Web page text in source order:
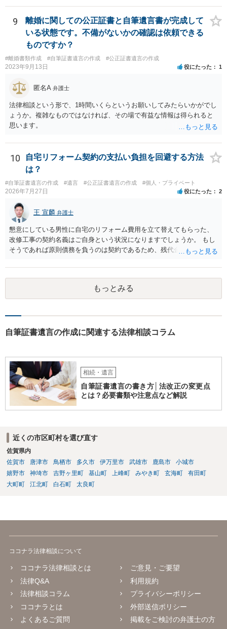
9
離婚に関しての公正証書と自筆遺言書が完成して
いる状態です。不備がないかの確認は依頼できる
ものですか？
#離婚書類作成 #自筆証書遺言の作成 #公正証書遺言の作成
2023年9月13日 役にたった 1
匿名A 弁護士
法律相談という形で、1時間いくらというお願いしてみたらいかがでし
ょうか。複雑なものではなければ、その場で有益な情報は得られると
思います。
10
自宅リフォーム契約の支払い負担を回避する方法
は？
#自筆証書遺言の作成 #遺言 #公正証書遺言の作成 #個人・プライベート
2026年7月27日 役にたった 2
王 宣麟 弁護士
懇意にしている男性に自宅のリフォーム費用を立て替えてもらった、
改修工事の契約名義はご自身という状況になりますでしょうか。 もし
そうであれば原則債務を負うのは契約であるため、残代金を捻出して
ます。 入籍した場合でも、原則契約者が単独で全ての債務を負うこと
には変わりがありません。 なかなか対応に難しい案件であり、公開の
場でアドバイスを行うのも限界があるように思われますので、資料等
を持参のうえ個別に弁護士に相談されることをお勧めします。
もっとみる
自筆証書遺言の作成に関連する法律相談コラム
相続・遺言
自筆証書遺言の書き方│法改正の変更点
とは？必要書類や注意点など解説
近くの市区町村を選び直す
佐賀県内
佐賀市
唐津市 鳥栖市 多久市 伊万里市 武雄市 鹿島市
小城市
嬉野市
神埼市 吉野ヶ里町 基山町 上峰町 みやき町 玄海町
有田町
大町町
江北町 白石町 太良町
ココナラ法律相談について
ココナラ法律相談とは
法律Q&A
法律相談コラム
ココナラとは
よくあるご質問
ご意見・ご要望
利用規約
プライバシーポリシー
外部送信ポリシー
掲載をご検討の弁護士の方